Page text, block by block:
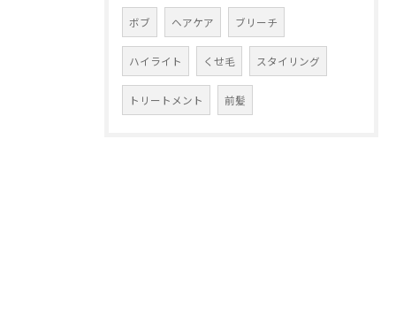
ボブ ヘアケア ブリーチ
ハイライト くせ毛 スタイリング
トリートメント 前髪